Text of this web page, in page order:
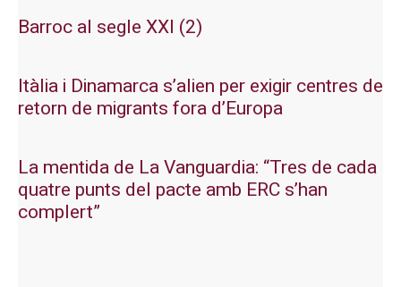
Barroc al segle XXI (2)
Itàlia i Dinamarca s’alien per exigir centres de
retorn de migrants fora d’Europa
La mentida de La Vanguardia: “Tres de cada
quatre punts del pacte amb ERC s’han
complert”